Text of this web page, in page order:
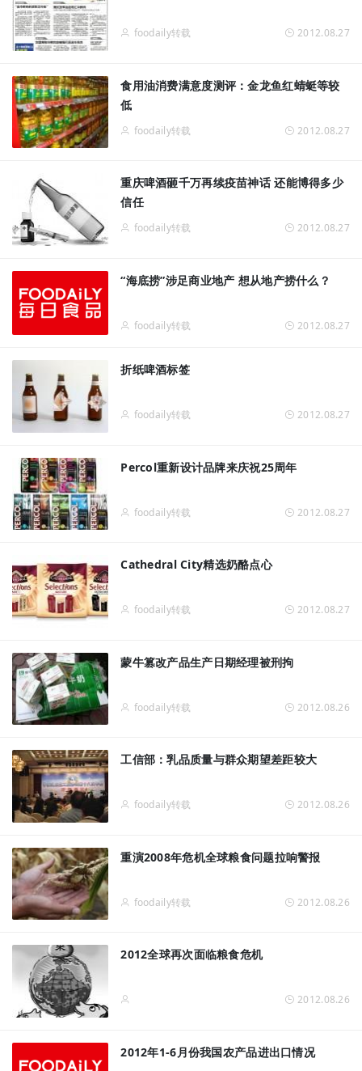
foodaily转载 2012.08.27
食用油消费满意度测评：金龙鱼红蜻蜓等较
低
foodaily转载 2012.08.27
重庆啤酒砸千万再续疫苗神话 还能博得多少
信任
foodaily转载 2012.08.27
“海底捞”涉足商业地产 想从地产捞什么？
foodaily转载 2012.08.27
折纸啤酒标签
foodaily转载 2012.08.27
Percol重新设计品牌来庆祝25周年
foodaily转载 2012.08.27
Cathedral City精选奶酪点心
foodaily转载 2012.08.27
蒙牛篡改产品生产日期经理被刑拘
foodaily转载 2012.08.26
工信部：乳品质量与群众期望差距较大
foodaily转载 2012.08.26
重演2008年危机全球粮食问题拉响警报
foodaily转载 2012.08.26
2012全球再次面临粮食危机
2012.08.26
2012年1-6月份我国农产品进出口情况